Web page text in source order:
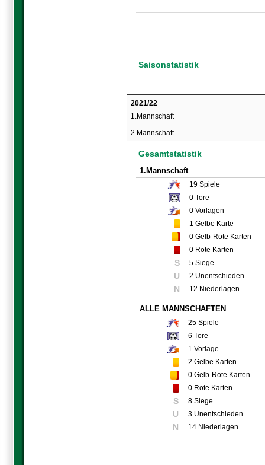
Saisonstatistik
2021/22
1.Mannschaft
2.Mannschaft
Gesamtstatistik
1.Mannschaft
19 Spiele
0 Tore
0 Vorlagen
1 Gelbe Karte
0 Gelb-Rote Karten
0 Rote Karten
S 5 Siege
U 2 Unentschieden
N 12 Niederlagen
ALLE MANNSCHAFTEN
25 Spiele
6 Tore
1 Vorlage
2 Gelbe Karten
0 Gelb-Rote Karten
0 Rote Karten
S 8 Siege
U 3 Unentschieden
N 14 Niederlagen